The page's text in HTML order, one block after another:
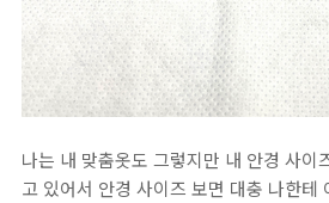
나는 내 맞춤옷도 그렇지만 내 안경 사이
고 있어서 안경 사이즈 보면 대충 나한테